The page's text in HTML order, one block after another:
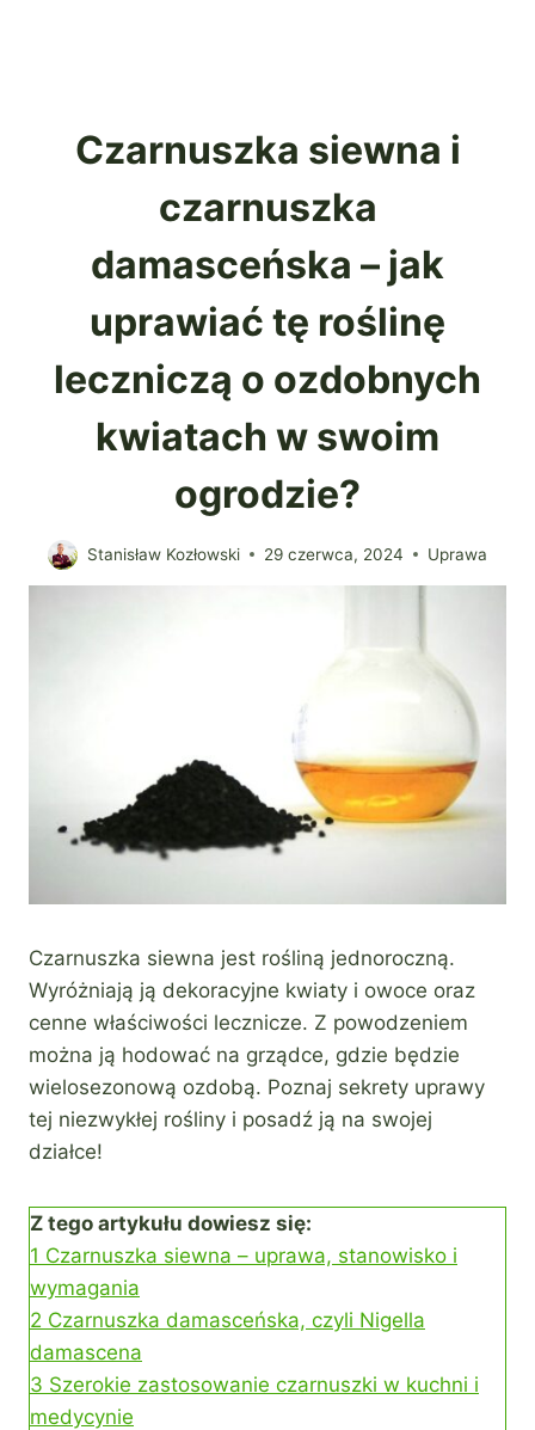
Czarnuszka siewna i
czarnuszka
damasceńska – jak
uprawiać tę roślinę
leczniczą o ozdobnych
kwiatach w swoim
ogrodzie?
Stanisław Kozłowski 29 czerwca, 2024 Uprawa
Czarnuszka siewna jest rośliną jednoroczną.
Wyróżniają ją dekoracyjne kwiaty i owoce oraz
cenne właściwości lecznicze. Z powodzeniem
można ją hodować na grządce, gdzie będzie
wielosezonową ozdobą. Poznaj sekrety uprawy
tej niezwykłej rośliny i posadź ją na swojej
działce!
Z tego artykułu dowiesz się:
1 Czarnuszka siewna – uprawa, stanowisko i
wymagania
2 Czarnuszka damasceńska, czyli Nigella
damascena
3 Szerokie zastosowanie czarnuszki w kuchni i
medycynie